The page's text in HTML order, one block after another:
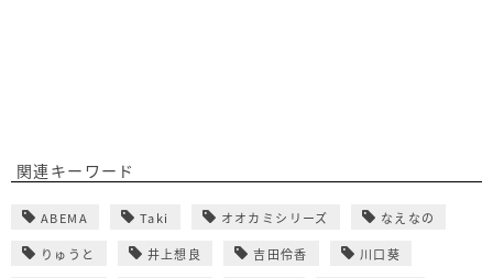
関連キーワード
ABEMA Taki オオカミシリーズ なえなの
りゅうと 井上想良 吉田伶香 川口葵